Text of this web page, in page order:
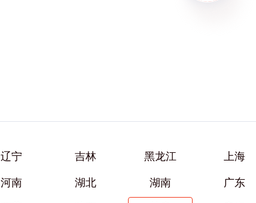
辽宁 吉林 黑龙江 上海
河南 湖北 湖南 广东